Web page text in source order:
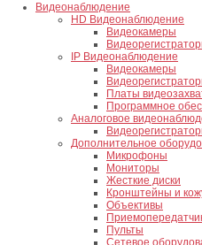
Видеонаблюдение
HD Видеонаблюдение
Видеокамеры
IP Видеонаблюдение
Видеокамеры
Платы
Программное
Аналоговое
Дополнительное
Микрофоны
Мониторы
Жесткие диски
Кронштейны и
Объективы
Пульты
Сетевое